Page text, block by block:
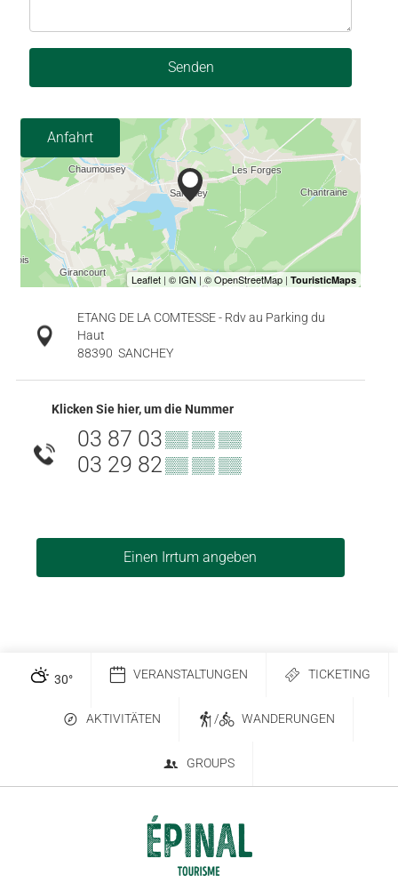
Senden
Anfahrt
ETANG DE LA COMTESSE - Rdv au Parking du
Haut
88390 SANCHEY
Klicken Sie hier, um die Nummer
03 87 03▒▒ ▒▒ ▒▒
03 29 82▒▒ ▒▒ ▒▒
Einen Irrtum angeben
30° VERANSTALTUNGEN TICKETING
AKTIVITÄTEN / WANDERUNGEN
GROUPS